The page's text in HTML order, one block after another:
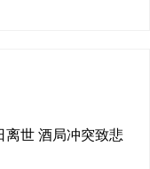
世 酒局冲突致悲